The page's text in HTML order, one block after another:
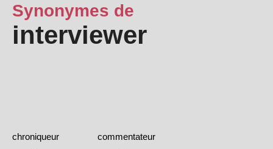
Synonymes de
interviewer
chroniqueur
commentateur